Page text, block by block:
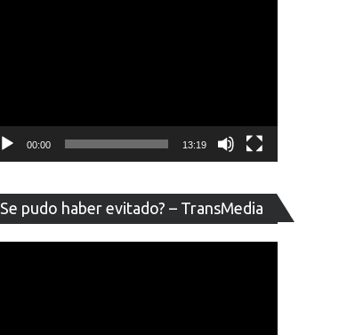
00:00 13:19
Se pudo haber evitado? – TransMedia
de
vídeo